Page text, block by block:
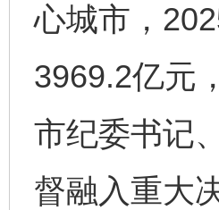
心城市，
3969.2亿元
市纪委书记
督融入重大